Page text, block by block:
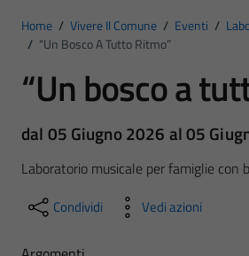
Home / Vivere Il Comune / Eventi /
/ “Un Bosco A Tutto Ritmo”
“Un bosco a
dal 05 Giugno 2026 al 05
Laboratorio musicale per famiglie con
Condividi Vedi azioni